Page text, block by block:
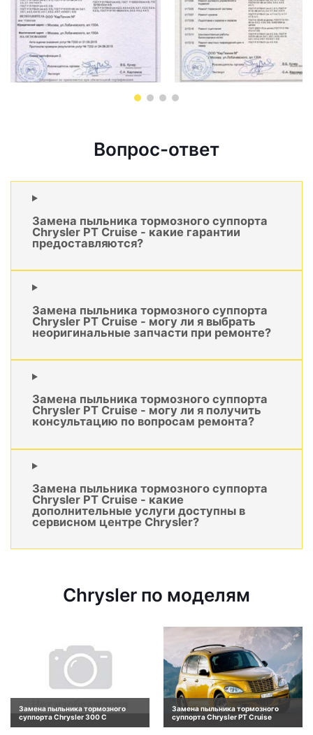
Вопрос-ответ
Замена пыльника тормозного суппорта
Chrysler PT Cruise - какие гарантии
предоставляются?
Замена пыльника тормозного суппорта
Chrysler PT Cruise - могу ли я выбрать
неоригинальные запчасти при ремонте?
Замена пыльника тормозного суппорта
Chrysler PT Cruise - могу ли я получить
консультацию по вопросам ремонта?
Замена пыльника тормозного суппорта
Chrysler PT Cruise - какие
дополнительные услуги доступны в
сервисном центре Chrysler?
Chrysler по моделям
Замена пыльника тормозного
суппорта Chrysler 300 C
Замена пыльника тормозного
суппорта Chrysler PT Cruise